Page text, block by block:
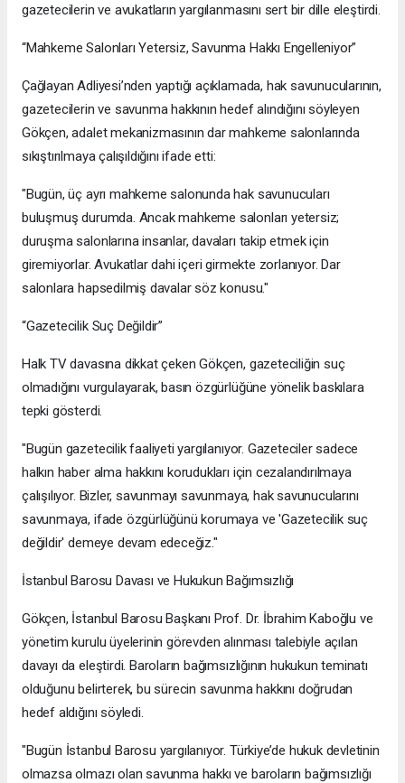
gazetecilerin ve avukatların yargılanmasını sert bir dille eleştirdi.
“Mahkeme Salonları Yetersiz, Savunma Hakkı Engelleniyor”
Çağlayan Adliyesi’nden yaptığı açıklamada, hak savunucularının,
gazetecilerin ve savunma hakkının hedef alındığını söyleyen
Gökçen, adalet mekanizmasının dar mahkeme salonlarında
sıkıştırılmaya çalışıldığını ifade etti:
"Bugün, üç ayrı mahkeme salonunda hak savunucuları
buluşmuş durumda. Ancak mahkeme salonları yetersiz;
duruşma salonlarına insanlar, davaları takip etmek için
giremiyorlar. Avukatlar dahi içeri girmekte zorlanıyor. Dar
salonlara hapsedilmiş davalar söz konusu."
“Gazetecilik Suç Değildir”
Halk TV davasına dikkat çeken Gökçen, gazeteciliğin suç
olmadığını vurgulayarak, basın özgürlüğüne yönelik baskılara
tepki gösterdi.
"Bugün gazetecilik faaliyeti yargılanıyor. Gazeteciler sadece
halkın haber alma hakkını korudukları için cezalandırılmaya
çalışılıyor. Bizler, savunmayı savunmaya, hak savunucularını
savunmaya, ifade özgürlüğünü korumaya ve 'Gazetecilik suç
değildir' demeye devam edeceğiz."
İstanbul Barosu Davası ve Hukukun Bağımsızlığı
Gökçen, İstanbul Barosu Başkanı Prof. Dr. İbrahim Kaboğlu ve
yönetim kurulu üyelerinin görevden alınması talebiyle açılan
davayı da eleştirdi. Baroların bağımsızlığının hukukun teminatı
olduğunu belirterek, bu sürecin savunma hakkını doğrudan
hedef aldığını söyledi.
"Bugün İstanbul Barosu yargılanıyor. Türkiye’de hukuk devletinin
olmazsa olmazı olan savunma hakkı ve baroların bağımsızlığı